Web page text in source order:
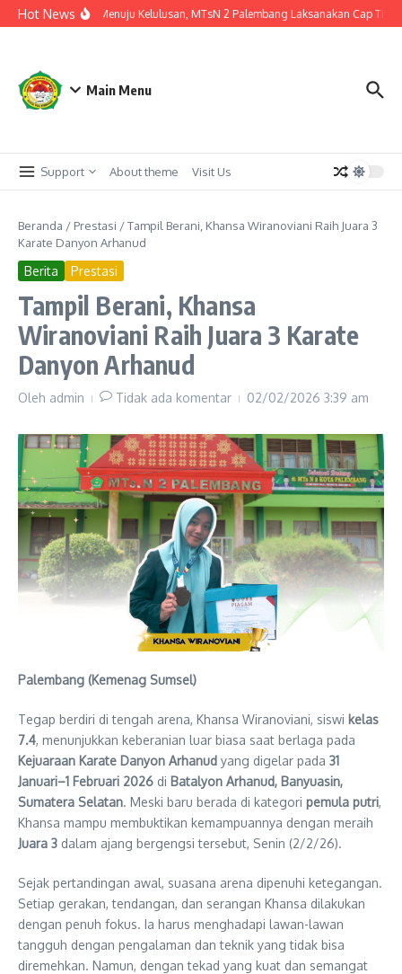
Lewati ke konten
Hot News
Langkah Akhir Menuju Kelulusan, MTsN 2 Palembang Laksanakan Cap Tiga
Main Menu
Support About theme Visit Us
Beranda / Prestasi /Tampil Berani, Khansa Wiranoviani Raih Juara 3
Karate Danyon Arhanud
Berita Prestasi
Tampil Berani, Khansa
Wiranoviani Raih Juara 3 Karate
Danyon Arhanud
Oleh admin Tidak ada komentar 02/02/2026 3:39 am
Palembang (Kemenag Sumsel)
Tegap berdiri di tengah arena, Khansa Wiranoviani, siswi kelas
7.4, menunjukkan keberanian luar biasa saat berlaga pada
Kejuaraan Karate Danyon Arhanud yang digelar pada 31
Januari–1 Februari 2026 di Batalyon Arhanud, Banyuasin,
Sumatera Selatan. Meski baru berada di kategori pemula putri,
Khansa mampu membuktikan kemampuannya dengan meraih
Juara 3 dalam ajang bergengsi tersebut, Senin (2/2/26).
Sejak pertandingan awal, suasana arena dipenuhi ketegangan.
Setiap gerakan, tendangan, dan serangan Khansa dilakukan
dengan penuh fokus. Ia harus menghadapi lawan-lawan
tangguh dengan pengalaman dan teknik yang tidak bisa
diremehkan. Namun, dengan tekad yang kuat dan semangat